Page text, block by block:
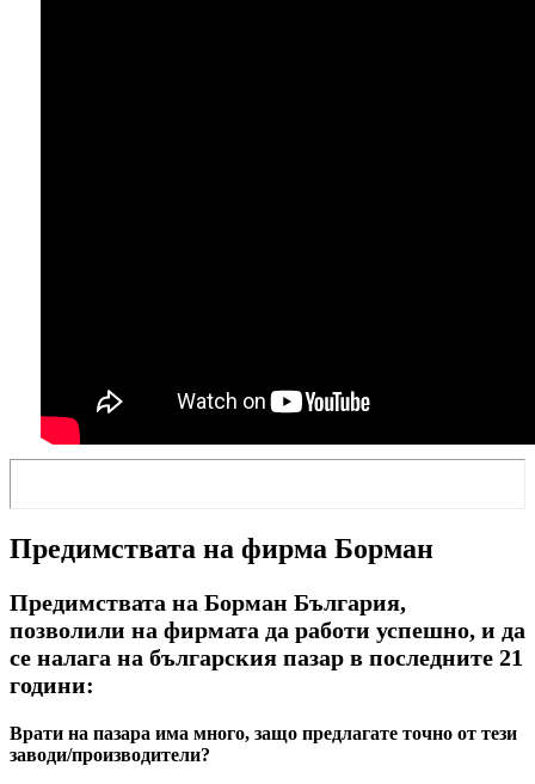
Предимствата на фирма Борман
Предимствата на Борман България,
позволили на фирмата да работи успешно, и да
се налага на българския пазар в последните 21
години:
Врати на пазара има много, защо предлагате точно от тези
заводи/производители?